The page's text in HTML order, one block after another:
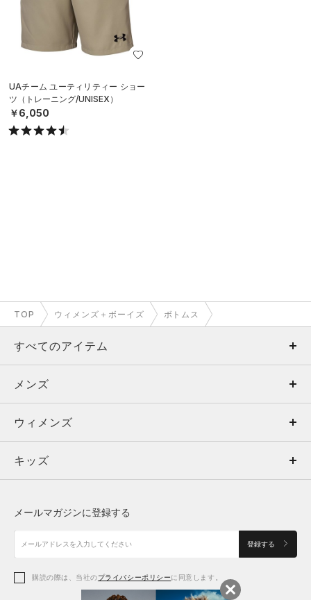
UAチーム ユーティリティー ショー
ツ（トレーニング/UNISEX）
￥6,050
TOP ウィメンズ＋ボーイズ ボトムス
すべてのアイテム
メンズ
ウィメンズ
キッズ
アクセサリー
メンズ
トップス
ボトムス
アクセサリー
ウィメンズ
トップス
シューズ
アクセサリー
キッズ
シューズ
メールマガジンに登録する
登録する
購読の際は、当社のプライバシーポリシーに同意します。